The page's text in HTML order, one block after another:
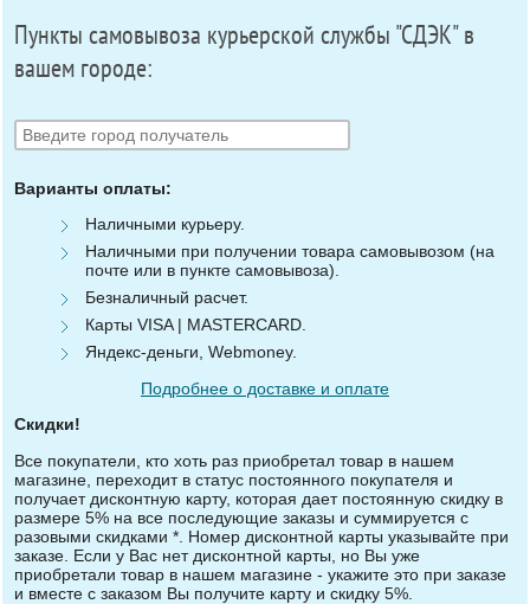
Пункты самовывоза курьерской службы "СДЭК" в
вашем городе:
Варианты оплаты:
Наличными курьеру.
Наличными при получении товара самовывозом (на
почте или в пункте самовывоза).
Безналичный расчет.
Карты VISA | MASTERCARD.
Яндекс-деньги, Webmoney.
Подробнее о доставке и оплате
Скидки!
Все покупатели, кто хоть раз приобретал товар в нашем
магазине, переходит в статус постоянного покупателя и
получает дисконтную карту, которая дает постоянную скидку в
размере 5% на все последующие заказы и суммируется с
разовыми скидками *. Номер дисконтной карты указывайте при
заказе. Если у Вас нет дисконтной карты, но Вы уже
приобретали товар в нашем магазине - укажите это при заказе
и вместе с заказом Вы получите карту и скидку 5%.